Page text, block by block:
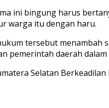
ini bingung harus
warga itu dengan haru.
tersebut menambah
pemerintah daerah
Selatan